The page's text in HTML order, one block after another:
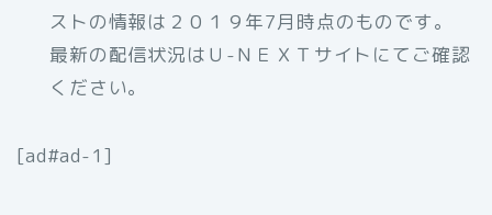
ストの情報は２０１９年7月時点のものです。
最新の配信状況はＵ-ＮＥＸＴサイトにてご確認
ください。
[ad#ad-1]